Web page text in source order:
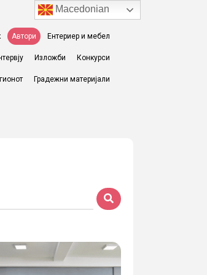
Автори Ентериер и мебел
Изложби Конкурси
Градежни материјали
Macedonian